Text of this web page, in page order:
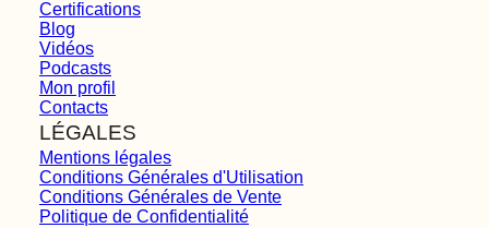
Certifications
Blog
Vidéos
Podcasts
Mon profil
Contacts
LÉGALES
Mentions légales
Conditions Générales d'Utilisation
Conditions Générales de Vente
Politique de Confidentialité